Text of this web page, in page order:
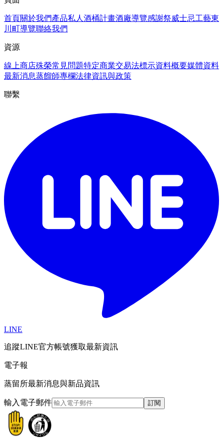
首頁關於我們產品私人酒桶計畫酒廠導覽感謝祭威士忌工藝東
川町導覽聯絡我們
資源
線上商店殊榮常見問題特定商業交易法標示資料概要媒體資料
最新消息蒸餾師專欄法律資訊與政策
聯繫
LINE
追蹤LINE官方帳號獲取最新資訊
電子報
蒸留所最新消息與新品資訊
輸入電子郵件 訂閱